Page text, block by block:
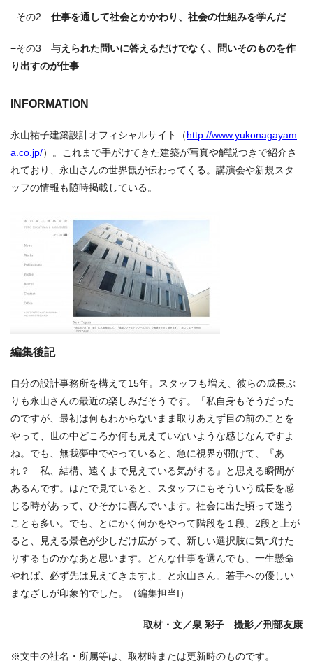
−その2 仕事を通して社会とかかわり、社会の仕組みを学んだ
−その3 与えられた問いに答えるだけでなく、問いそのものを作
り出すのが仕事
INFORMATION
永山祐子建築設計オフィシャルサイト（http://www.yukonagayam
a.co.jp/）。これまで手がけてきた建築が写真や解説つきで紹介さ
れており、永山さんの世界観が伝わってくる。講演会や新規スタ
ッフの情報も随時掲載している。
編集後記
自分の設計事務所を構えて15年。スタッフも増え、彼らの成長ぶ
りも永山さんの最近の楽しみだそうです。「私自身もそうだった
のですが、最初は何もわからないまま取りあえず目の前のことを
やって、世の中どころか何も見えていないような感じなんですよ
ね。でも、無我夢中でやっていると、急に視界が開けて、『あ
れ？ 私、結構、遠くまで見えている気がする』と思える瞬間が
あるんです。はたで見ていると、スタッフにもそういう成長を感
じる時があって、ひそかに喜んでいます。社会に出た頃って迷う
ことも多い。でも、とにかく何かをやって階段を１段、2段と上が
ると、見える景色が少しだけ広がって、新しい選択肢に気づけた
りするものかなあと思います。どんな仕事を選んでも、一生懸命
やれば、必ず先は見えてきますよ」と永山さん。若手への優しい
まなざしが印象的でした。（編集担当I）
取材・文／泉 彩子 撮影／刑部友康
※文中の社名・所属等は、取材時または更新時のものです。